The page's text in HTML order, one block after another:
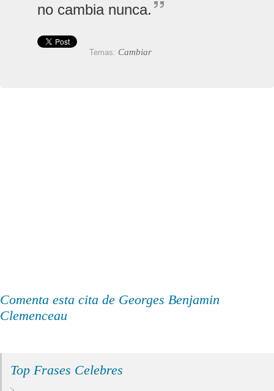
no cambia nunca.
Temas: Cambiar
Comenta esta cita de Georges Benjamin
Clemenceau
Top Frases Celebres